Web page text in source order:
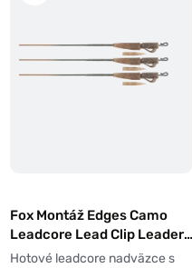
Fox Montáž Edges Camo
Leadcore Lead Clip Leaders
50lb 3ks
Hotové leadcore nadväzce s